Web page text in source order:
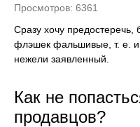
Просмотров: 6361
Сразу хочу
флэшек фальшивые, т. е.
нежели заявленный.
Как не
продавцов?